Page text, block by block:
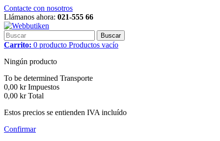
Contacte con nosotros
Llámanos ahora: 021-555 66
Buscar
Carrito: 0 producto Productos vacío
Ningún producto
To be determined Transporte
0,00 kr Impuestos
0,00 kr Total
Estos precios se entienden IVA incluído
Confirmar